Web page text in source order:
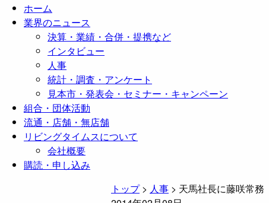
ホーム
業界のニュース
決算・業績・合併・提携など
インタビュー
人事
統計・調査・アンケート
見本市・発表会・セミナー・キャンペーン
組合・団体活動
流通・店舗・無店舗
リビングタイムスについて
会社概要
購読・申し込み
トップ> 人事 > 天馬社長に藤咲常務